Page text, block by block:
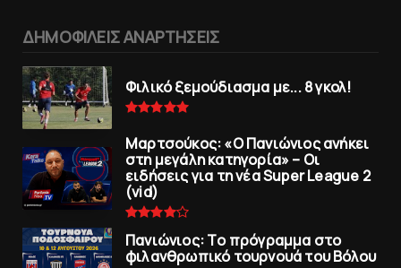
ΔΗΜΟΦΙΛΕΙΣ ΑΝΑΡΤΗΣΕΙΣ
Φιλικό ξεμούδιασμα με... 8 γκολ!
Μαρτσούκος: «Ο Πανιώνιος ανήκει
στη μεγάλη κατηγορία» – Οι
ειδήσεις για τη νέα Super League 2
(vid)
Πανιώνιoς: Tο πρόγραμμα στο
φιλανθρωπικό τουρνουά του Bόλου